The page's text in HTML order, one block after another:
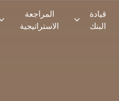
قيادة
البنك
المراجعة
الاستراتيجية